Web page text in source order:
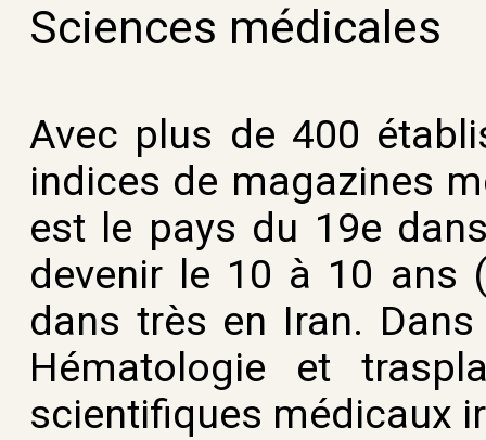
Sciences médicales
Avec plus de 400
indices de magazines
est le pays du 19e
devenir le 10 à 10 ans
dans très en Iran.
Hématologie et
scientifiques médicaux